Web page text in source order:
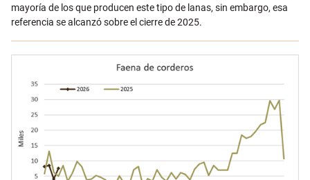
mayoría de los que producen este tipo de lanas, sin embargo, esa
referencia se alcanzó sobre el cierre de 2025.